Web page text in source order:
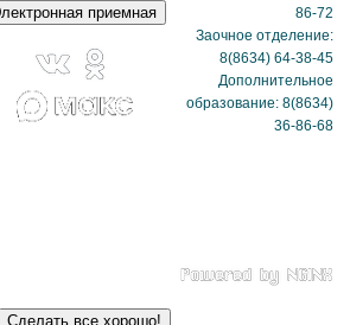
86-72
Заочное отделение:
8(8634) 64-38-45
Дополнительное
образование: 8(8634)
36-86-68